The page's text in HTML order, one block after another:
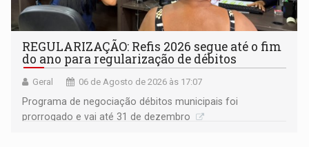
REGULARIZAÇÃO: Refis 2026 segue até o fim
do ano para regularização de débitos
Geral 06 de Agosto de 2026 às 17:07
Programa de negociação débitos municipais foi
prorrogado e vai até 31 de dezembro